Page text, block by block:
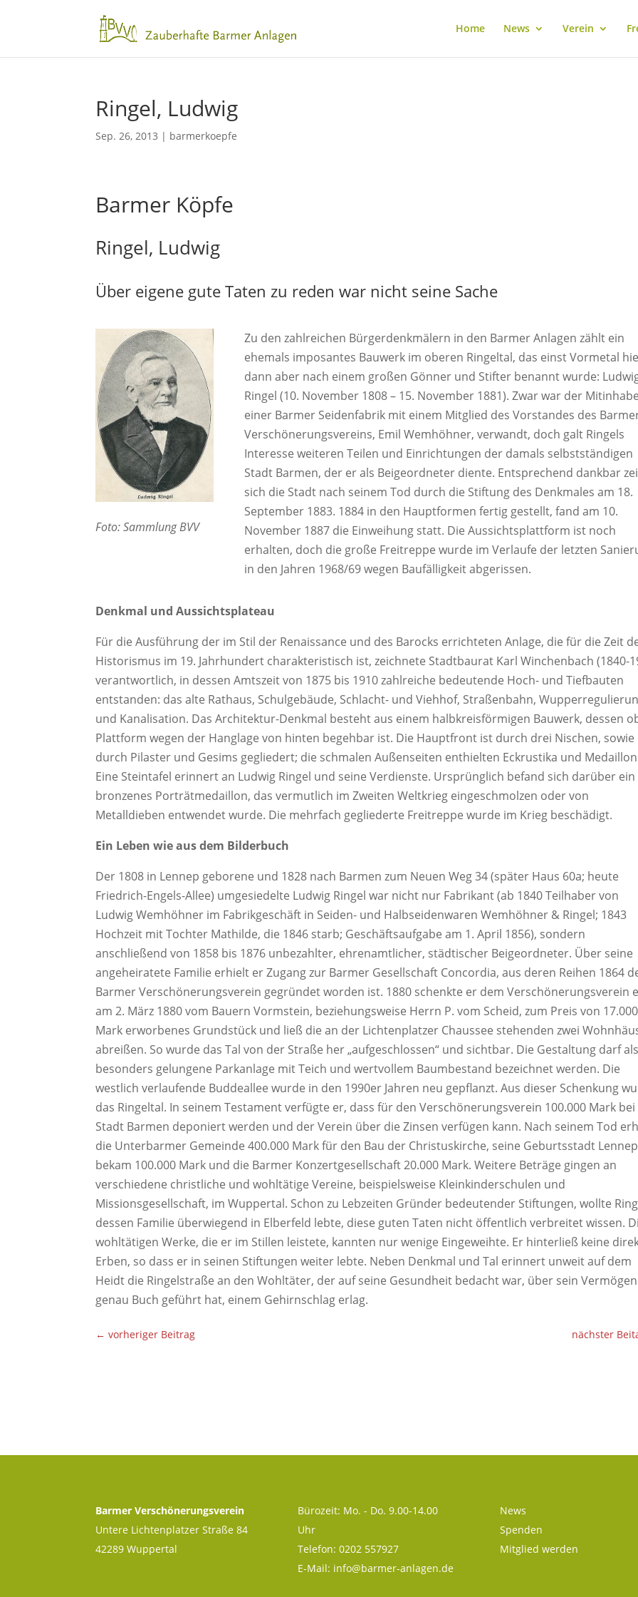
Home News Verein
Ringel, Ludwig
Sep. 26, 2013 | barmerkoepfe
Barmer Köpfe
Ringel, Ludwig
Über eigene gute Taten zu reden war nicht seine Sache
Foto: Sammlung BVV
Zu den zahlreichen Bürgerdenkmälern in den Barmer Anlagen zählt ein
ehemals imposantes Bauwerk im oberen Ringeltal, das einst Vormetal
dann aber nach einem großen Gönner und Stifter benannt wurde:
Ringel (10. November 1808 – 15. November 1881). Zwar war der
einer Barmer Seidenfabrik mit einem Mitglied des Vorstandes des
Verschönerungsvereins, Emil Wemhöhner, verwandt, doch galt Ringels
Interesse weiteren Teilen und Einrichtungen der damals selbstständigen
Stadt Barmen, der er als Beigeordneter diente. Entsprechend dankbar
sich die Stadt nach seinem Tod durch die Stiftung des Denkmales am 18.
September 1883. 1884 in den Hauptformen fertig gestellt, fand am 10.
November 1887 die Einweihung statt. Die Aussichtsplattform ist noch
erhalten, doch die große Freitreppe wurde im Verlaufe der letzten
in den Jahren 1968/69 wegen Baufälligkeit abgerissen.
Denkmal und Aussichtsplateau
Für die Ausführung der im Stil der Renaissance und des Barocks errichteten Anlage, die für die Zeit
Historismus im 19. Jahrhundert charakteristisch ist, zeichnete Stadtbaurat Karl Winchenbach (1840-
verantwortlich, in dessen Amtszeit von 1875 bis 1910 zahlreiche bedeutende Hoch- und Tiefbauten
entstanden: das alte Rathaus, Schulgebäude, Schlacht- und Viehhof, Straßenbahn,
und Kanalisation. Das Architektur-Denkmal besteht aus einem halbkreisförmigen Bauwerk, dessen
Plattform wegen der Hanglage von hinten begehbar ist. Die Hauptfront ist durch drei Nischen, sowie
durch Pilaster und Gesims gegliedert; die schmalen Außenseiten enthielten Eckrustika und
Eine Steintafel erinnert an Ludwig Ringel und seine Verdienste. Ursprünglich befand sich darüber ein
bronzenes Porträtmedaillon, das vermutlich im Zweiten Weltkrieg eingeschmolzen oder von
Metalldieben entwendet wurde. Die mehrfach gegliederte Freitreppe wurde im Krieg beschädigt.
Ein Leben wie aus dem Bilderbuch
Der 1808 in Lennep geborene und 1828 nach Barmen zum Neuen Weg 34 (später Haus 60a; heute
Friedrich-Engels-Allee) umgesiedelte Ludwig Ringel war nicht nur Fabrikant (ab 1840 Teilhaber von
Ludwig Wemhöhner im Fabrikgeschäft in Seiden- und Halbseidenwaren Wemhöhner & Ringel; 1843
Hochzeit mit Tochter Mathilde, die 1846 starb; Geschäftsaufgabe am 1. April 1856), sondern
anschließend von 1858 bis 1876 unbezahlter, ehrenamtlicher, städtischer Beigeordneter. Über seine
angeheiratete Familie erhielt er Zugang zur Barmer Gesellschaft Concordia, aus deren Reihen 1864
Barmer Verschönerungsverein gegründet worden ist. 1880 schenkte er dem Verschönerungsverein
am 2. März 1880 vom Bauern Vormstein, beziehungsweise Herrn P. vom Scheid, zum Preis von 17.000
Mark erworbenes Grundstück und ließ die an der Lichtenplatzer Chaussee stehenden zwei
abreißen. So wurde das Tal von der Straße her „aufgeschlossen“ und sichtbar. Die Gestaltung darf als
besonders gelungene Parkanlage mit Teich und wertvollem Baumbestand bezeichnet werden. Die
westlich verlaufende Buddeallee wurde in den 1990er Jahren neu gepflanzt. Aus dieser Schenkung
das Ringeltal. In seinem Testament verfügte er, dass für den Verschönerungsverein 100.000 Mark
Stadt Barmen deponiert werden und der Verein über die Zinsen verfügen kann. Nach seinem Tod
die Unterbarmer Gemeinde 400.000 Mark für den Bau der Christuskirche, seine Geburtsstadt Lennep
bekam 100.000 Mark und die Barmer Konzertgesellschaft 20.000 Mark. Weitere Beträge gingen an
verschiedene christliche und wohltätige Vereine, beispielsweise Kleinkinderschulen und
Missionsgesellschaft, im Wuppertal. Schon zu Lebzeiten Gründer bedeutender Stiftungen, wollte
dessen Familie überwiegend in Elberfeld lebte, diese guten Taten nicht öffentlich verbreitet wissen.
wohltätigen Werke, die er im Stillen leistete, kannten nur wenige Eingeweihte. Er hinterließ keine
Erben, so dass er in seinen Stiftungen weiter lebte. Neben Denkmal und Tal erinnert unweit auf dem
Heidt die Ringelstraße an den Wohltäter, der auf seine Gesundheit bedacht war, über sein Vermögen
genau Buch geführt hat, einem Gehirnschlag erlag.
←vorheriger Beitrag nächster
Barmer Verschönerungsverein
Untere Lichtenplatzer Straße 84
42289 Wuppertal
Bürozeit: Mo. - Do. 9.00-14.00
Uhr
Telefon: 0202 557927
E-Mail: info@barmer-anlagen.de
News
Spenden
Mitglied werden